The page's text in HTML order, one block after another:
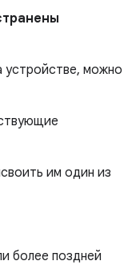
устройстве, можно
им один из
более поздней